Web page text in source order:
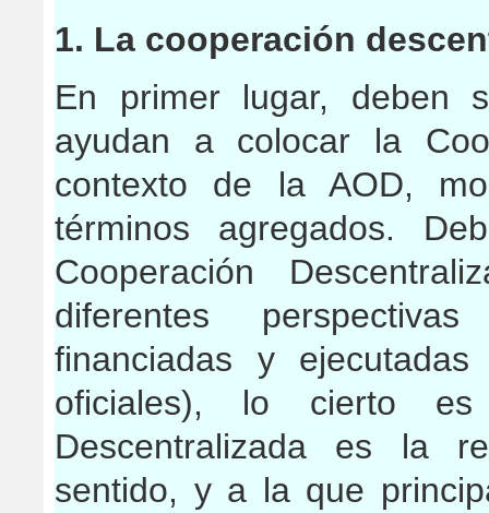
1. La cooperación
En primer lugar, deben
ayudan a colocar la
contexto de la AOD,
términos agregados.
Cooperación
diferentes
financiadas y
oficiales), lo cierto
Descentralizada es la
sentido, y a la que